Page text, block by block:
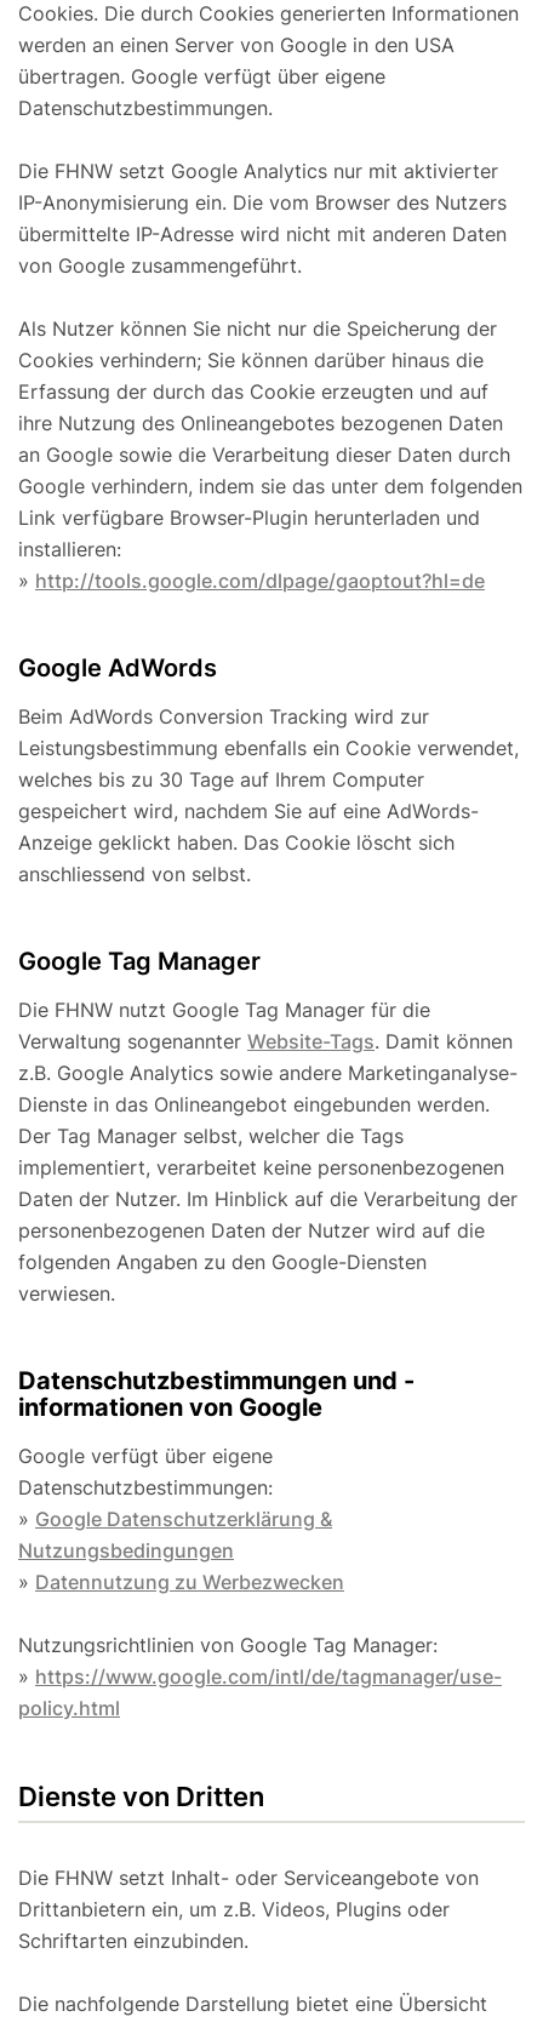
Cookies. Die durch Cookies generierten Informationen
werden an einen Server von Google in den USA
übertragen. Google verfügt über eigene
Datenschutzbestimmungen.
Die FHNW setzt Google Analytics nur mit aktivierter
IP-Anonymisierung ein. Die vom Browser des Nutzers
übermittelte IP-Adresse wird nicht mit anderen Daten
von Google zusammengeführt.
Als Nutzer können Sie nicht nur die Speicherung der
Cookies verhindern; Sie können darüber hinaus die
Erfassung der durch das Cookie erzeugten und auf
ihre Nutzung des Onlineangebotes bezogenen Daten
an Google sowie die Verarbeitung dieser Daten durch
Google verhindern, indem sie das unter dem folgenden
Link verfügbare Browser-Plugin herunterladen und
installieren:
» http://tools.google.com/dlpage/gaoptout?hl=de
Google AdWords
Beim AdWords Conversion Tracking wird zur
Leistungsbestimmung ebenfalls ein Cookie verwendet,
welches bis zu 30 Tage auf Ihrem Computer
gespeichert wird, nachdem Sie auf eine AdWords-
Anzeige geklickt haben. Das Cookie löscht sich
anschliessend von selbst.
Google Tag Manager
Die FHNW nutzt Google Tag Manager für die
Verwaltung sogenannter Website-Tags. Damit können
z.B. Google Analytics sowie andere Marketinganalyse-
Dienste in das Onlineangebot eingebunden werden.
Der Tag Manager selbst, welcher die Tags
implementiert, verarbeitet keine personenbezogenen
Daten der Nutzer. Im Hinblick auf die Verarbeitung der
personenbezogenen Daten der Nutzer wird auf die
folgenden Angaben zu den Google-Diensten
verwiesen.
Datenschutzbestimmungen und -
informationen von Google
Google verfügt über eigene
Datenschutzbestimmungen:
» Google Datenschutzerklärung &
Nutzungsbedingungen
» Datennutzung zu Werbezwecken
Nutzungsrichtlinien von Google Tag Manager:
» https://www.google.com/intl/de/tagmanager/use-
policy.html
Dienste von Dritten
Die FHNW setzt Inhalt- oder Serviceangebote von
Drittanbietern ein, um z.B. Videos, Plugins oder
Schriftarten einzubinden.
Die nachfolgende Darstellung bietet eine Übersicht